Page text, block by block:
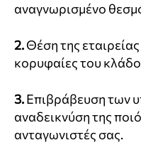
αναγνωρισμένο
2.Θέση της
κορυφαίες του
3.Επιβράβευση των
αναδεικνύση της
ανταγωνιστές σας.